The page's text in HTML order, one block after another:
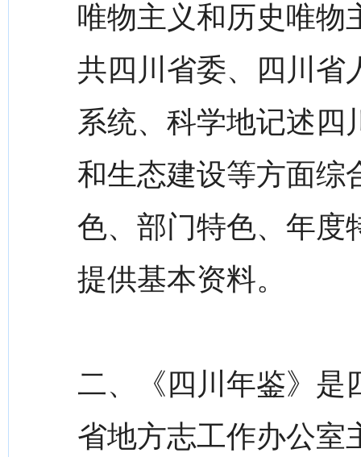
唯物主义和历史唯物
共四川省委、四川省
系统、科学地记述四
和生态建设等方面综
色、部门特色、年度
提供基本资料。
二、《四川年鉴》是
省地方志工作办公室